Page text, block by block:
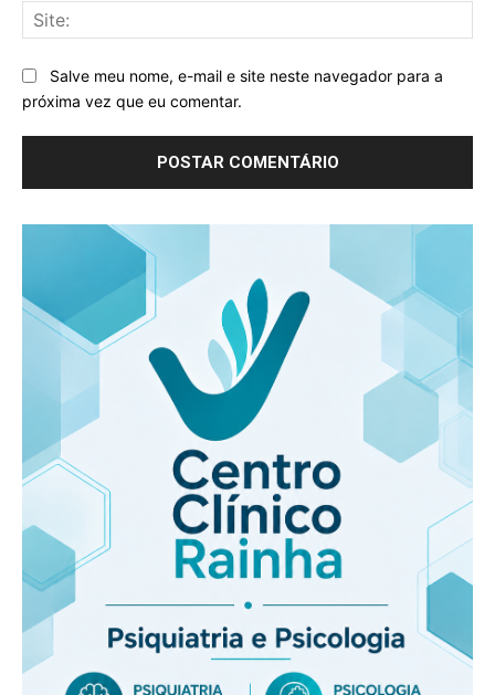
Salve meu nome, e-mail e site neste navegador para a
próxima vez que eu comentar.